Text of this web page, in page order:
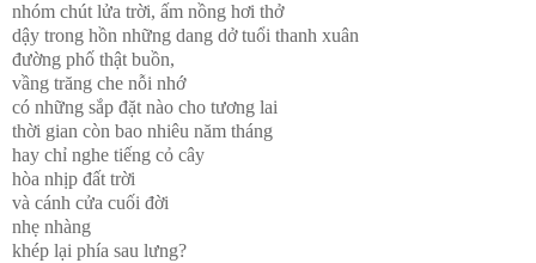
nhóm chút lửa trời, ấm nồng hơi thở
dậy trong hồn những dang dở tuổi thanh xuân
đường phố thật buồn,
vầng trăng che nỗi nhớ
có những sắp đặt nào cho tương lai
thời gian còn bao nhiêu năm tháng
hay chỉ nghe tiếng cỏ cây
hòa nhịp đất trời
và cánh cửa cuối đời
nhẹ nhàng
khép lại phía sau lưng?